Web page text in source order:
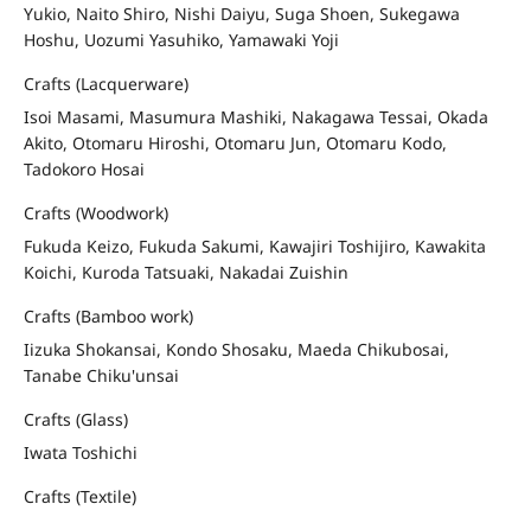
Yukio, Naito Shiro, Nishi Daiyu, Suga Shoen, Sukegawa
Hoshu, Uozumi Yasuhiko, Yamawaki Yoji
Crafts (Lacquerware)
Isoi Masami, Masumura Mashiki, Nakagawa Tessai, Okada
Akito, Otomaru Hiroshi, Otomaru Jun, Otomaru Kodo,
Tadokoro Hosai
Crafts (Woodwork)
Fukuda Keizo, Fukuda Sakumi, Kawajiri Toshijiro, Kawakita
Koichi, Kuroda Tatsuaki, Nakadai Zuishin
Crafts (Bamboo work)
Iizuka Shokansai, Kondo Shosaku, Maeda Chikubosai,
Tanabe Chiku'unsai
Crafts (Glass)
Iwata Toshichi
Crafts (Textile)